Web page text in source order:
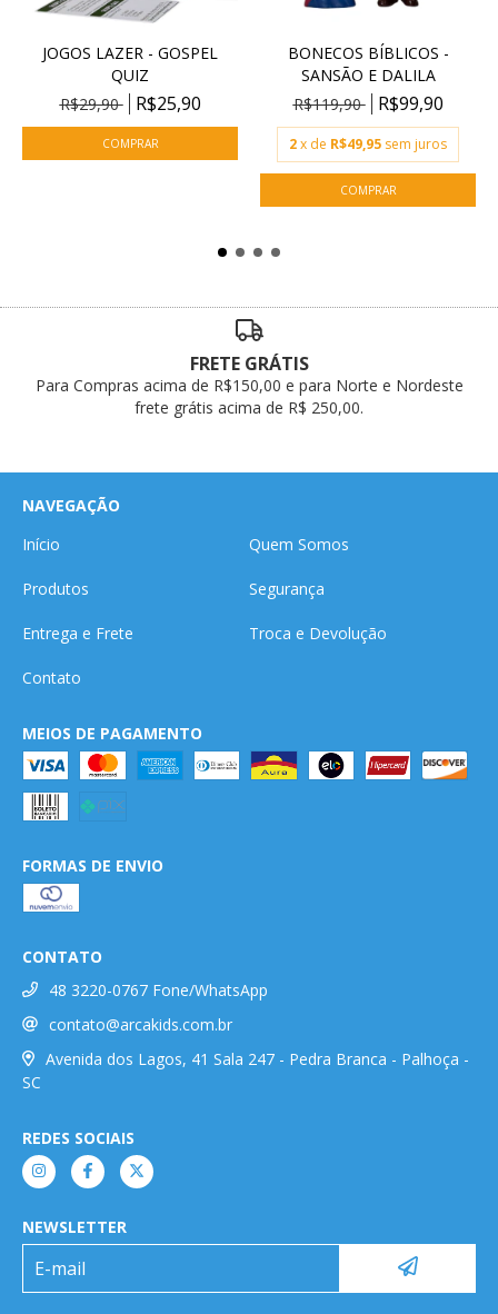
JOGOS LAZER - GOSPEL
QUIZ
R$29,90
R$25,90
BONECOS BÍBLICOS -
SANSÃO E DALILA
R$119,90
R$99,90
2x de R$49,95 sem juros
FRETE GRÁTIS
Para Compras acima de R$150,00 e para Norte e Nordeste
frete grátis acima de R$ 250,00.
NAVEGAÇÃO
Início
Quem Somos
Produtos Segurança
Entrega e Frete Troca e Devolução
Contato
MEIOS DE PAGAMENTO
FORMAS DE ENVIO
CONTATO
48 3220-0767 Fone/WhatsApp
contato@arcakids.com.br
Avenida dos Lagos, 41 Sala 247 - Pedra Branca - Palhoça -
SC
REDES SOCIAIS
NEWSLETTER